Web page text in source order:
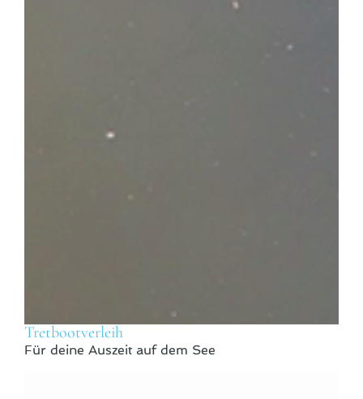
Tretbootverleih
Für deine Auszeit auf dem See